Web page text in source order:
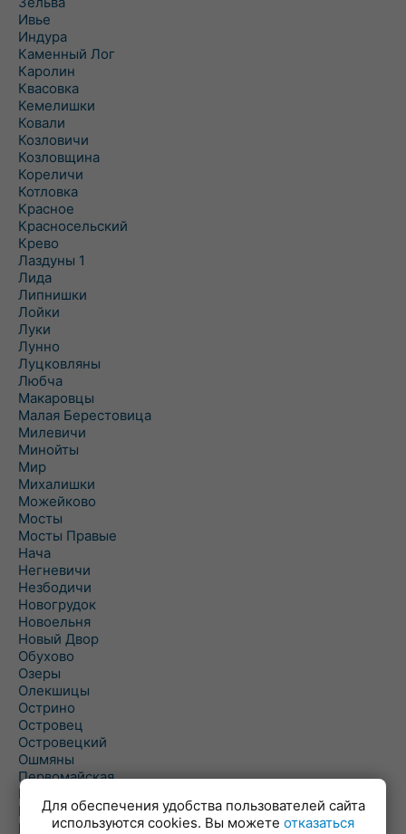
Ивье
Индура
Каменный Лог
Каролин
Квасовка
Кемелишки
Ковали
Козловичи
Козловщина
Кореличи
Котловка
Красное
Красносельский
Крево
Лаздуны 1
Лида
Липнишки
Лойки
Луки
Лунно
Луцковляны
Любча
Макаровцы
Малая Берестовица
Милевичи
Минойты
Мир
Михалишки
Можейково
Мосты
Мосты Правые
Нача
Негневичи
Незбодичи
Новогрудок
Новоельня
Новый Двор
Обухово
Озеры
Олекшицы
Острино
Островец
Островецкий
Ошмяны
Первомайская
Первомайский
Пески
Петревичи
Для обеспечения удобства пользователей сайта
используются cookies. Вы можете отказаться